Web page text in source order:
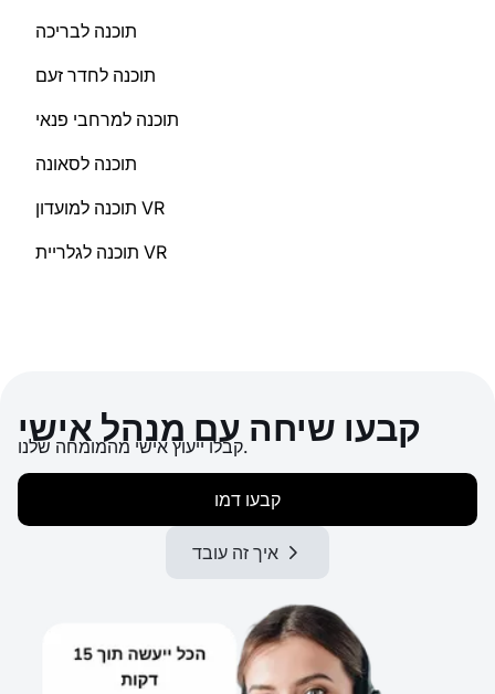
תוכנה לבריכה
תוכנה לחדר זעם
תוכנה למרחבי פנאי
תוכנה לסאונה
תוכנה למועדון VR
תוכנה לגלריית VR
קבעו שיחה עם מנהל אישי
קבלו ייעוץ אישי מהמומחה שלנו.
קבעו דמו
איך זה עובד